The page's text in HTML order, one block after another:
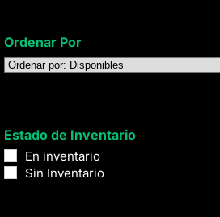
Ordenar Por
Sort Products
Estado de Inventario
En inventario
Sin Inventario